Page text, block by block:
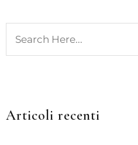
Articoli recenti